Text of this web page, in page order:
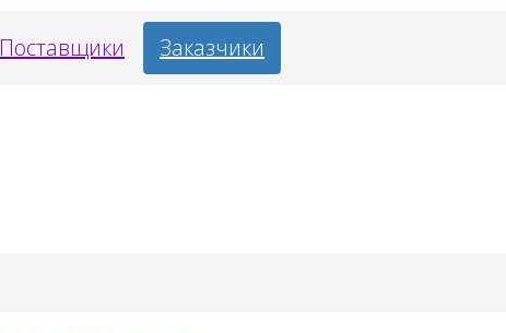
Поставщики Заказчики